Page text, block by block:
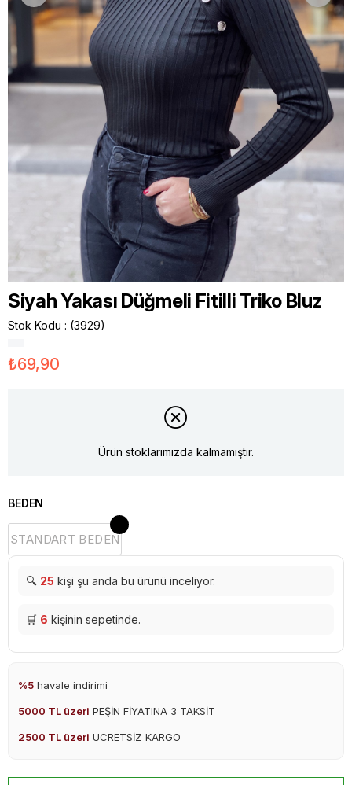
Siyah Yakası Düğmeli Fitilli Triko Bluz
Stok Kodu (3929)
₺69,90
Ürün stoklarımızda kalmamıştır.
BEDEN
STANDART BEDEN
🔍 25 kişi şu anda bu ürünü inceliyor.
🛒 6 kişinin sepetinde.
%5 havale indirimi
5000 TL üzeri PEŞİN FİYATINA 3 TAKSİT
2500 TL üzeri ÜCRETSİZ KARGO